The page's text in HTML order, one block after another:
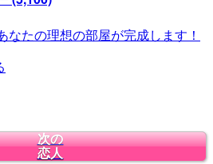
なたの理想の部屋が完成します！
次の
恋人